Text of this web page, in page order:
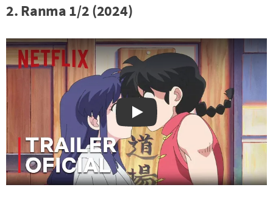
2. Ranma 1/2 (2024)
Watch on YouTube